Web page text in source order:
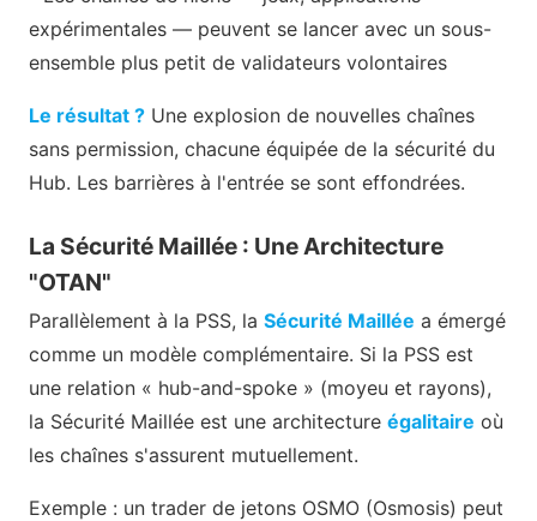
expérimentales — peuvent se lancer avec un sous-
ensemble plus petit de validateurs volontaires
Le résultat ? Une explosion de nouvelles chaînes
sans permission, chacune équipée de la sécurité du
Hub. Les barrières à l'entrée se sont effondrées.
La Sécurité Maillée : Une Architecture
"OTAN"
Parallèlement à la PSS, la Sécurité Maillée a émergé
comme un modèle complémentaire. Si la PSS est
une relation « hub-and-spoke » (moyeu et rayons),
la Sécurité Maillée est une architecture égalitaire où
les chaînes s'assurent mutuellement.
Exemple : un trader de jetons OSMO (Osmosis) peut